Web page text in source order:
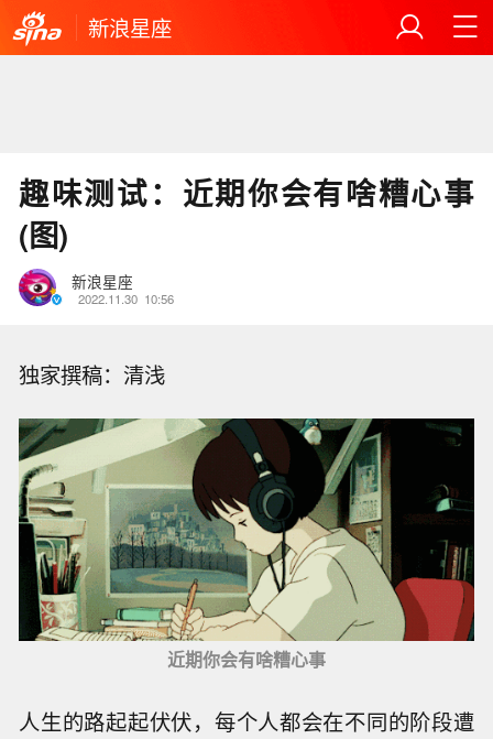
新浪星座
趣味测试：近期你会有啥糟心事
(图)
新浪星座
2022.11.30 10:56
独家撰稿：清浅
近期你会有啥糟心事
人生的路起起伏伏，每个人都会在不同的阶段遭